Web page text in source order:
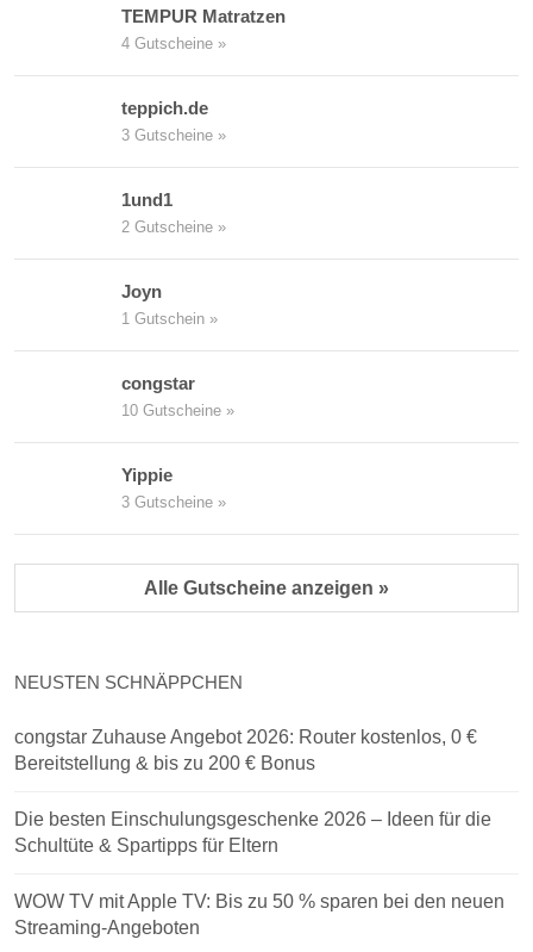
TEMPUR Matratzen
4 Gutscheine »
teppich.de
3 Gutscheine »
1und1
2 Gutscheine »
Joyn
1 Gutschein »
congstar
10 Gutscheine »
Yippie
3 Gutscheine »
Alle Gutscheine anzeigen »
NEUSTEN SCHNÄPPCHEN
congstar Zuhause Angebot 2026: Router kostenlos, 0 €
Bereitstellung & bis zu 200 € Bonus
Die besten Einschulungsgeschenke 2026 – Ideen für die
Schultüte & Spartipps für Eltern
WOW TV mit Apple TV: Bis zu 50 % sparen bei den neuen
Streaming-Angeboten